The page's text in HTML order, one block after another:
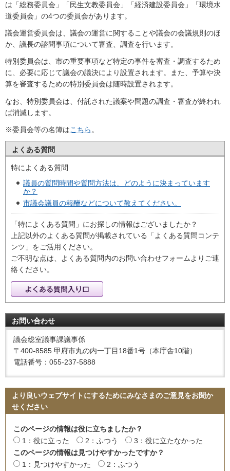
は「総務委員会」「民生文教委員会」「経済建設委員会」「環境水
道委員会」の4つの委員会があります。
議会運営委員会は、議会の運営に関することや議会の会議規則のほ
か、議長の諮問事項について審査、調査を行います。
特別委員会は、市の重要事項など特定の事件を審査・調査するため
に、必要に応じて議会の議決により設置されます。また、予算や決
算を審査するための特別委員会は随時設置されます。
なお、特別委員会は、付託された議案や問題の調査・審査が終われ
ば消滅します。
※委員会等の名簿はこちら 。
よくある質問
特によくある質問
議員の質問時間や質問方法は、どのように決まっています
か？
市議会議員の報酬などについて教えてください。
「特によくある質問」にお探しの情報はございましたか？
上記以外のよくある質問が掲載されている「よくある質問コンテ
ンツ」をご活用ください。
ご不明な点は、よくある質問内のお問い合わせフォームよりご連
絡ください。
お問い合わせ
議会総室議事課議事係
〒400-8585 甲府市丸の内一丁目18番1号（本庁舎10階）
電話番号：055-237-5888
より良いウェブサイトにするためにみなさまのご意見をお聞か
せください
このページの情報は役に立ちましたか？
1：役に立った
2：ふつう
3：役に立たなかった
このページの情報は見つけやすかったですか？
1：見つけやすかった
2：ふつう